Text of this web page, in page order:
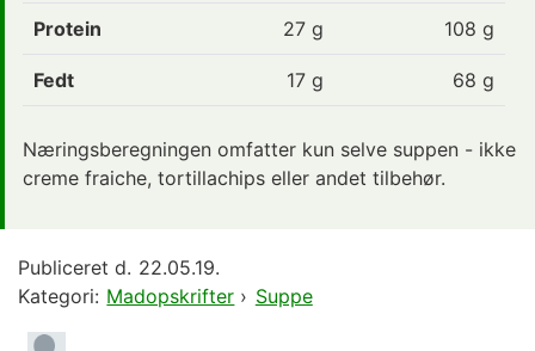
Protein 27 g 108 g
Fedt 17 g 68 g
Næringsberegningen omfatter kun selve suppen - ikke
creme fraiche, tortillachips eller andet tilbehør.
Publiceret d. 22.05.19.
Kategori: Madopskrifter › Suppe